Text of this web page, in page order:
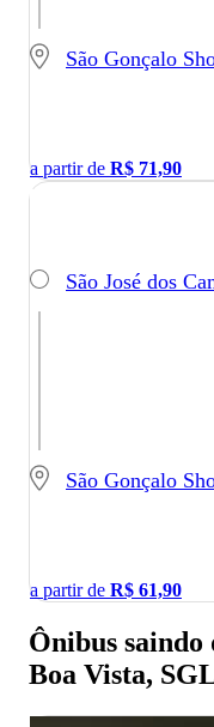
São Gonçalo
a partir de R$ 71,90
São José dos
São Gonçalo
a partir de R$ 61,90
Ônibus saindo
Boa Vista,